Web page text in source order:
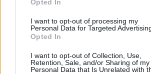
Opted In
I want to opt-out of processing my
Personal Data for Targeted
Opted In
I want to opt-out of Collection, Use,
Retention, Sale, and/or Sharing of my
Personal Data that Is Unrelated with